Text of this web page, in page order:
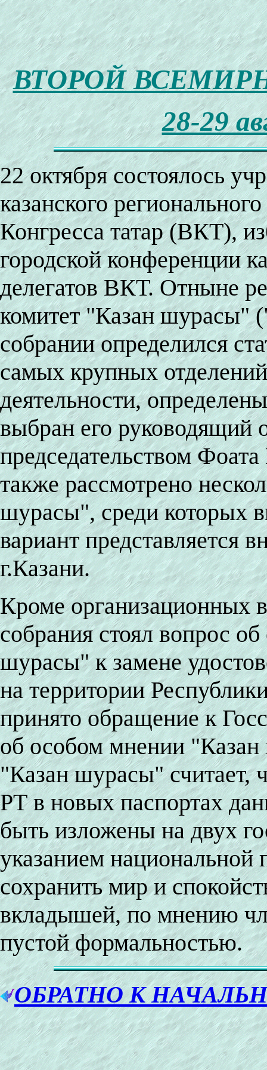
ВТОРОЙ
28-29
22 октября состоялось
казанского
Конгресса татар (ВКТ),
городской конференции
делегатов ВКТ. Отныне
комитет "Казан шурасы"
собрании определился
самых крупных
деятельности,
выбран его руководящий
председательством
также рассмотрено
шурасы", среди которых
вариант представляется
г.Казани.
Кроме организационных
собрания стоял вопрос
шурасы" к замене
на территории
принято обращение к
об особом мнении
"Казан шурасы" считает,
РТ в новых паспортах
быть изложены на двух
указанием
сохранить мир и
вкладышей, по мнению
пустой формальностью.
ОБРАТНО К